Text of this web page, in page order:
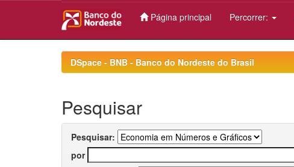
Página principal Percorrer:
DSpace - BNB - Banco do Nordeste do Brasil
Pesquisar
Pesquisar:
por